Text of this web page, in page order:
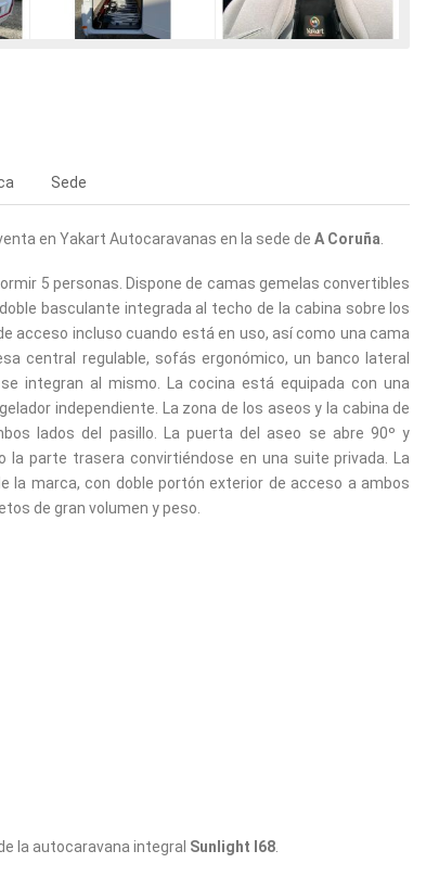
Sede
en Yakart Autocaravanas en la sede de A Coruña
5 personas. Dispone de camas gemelas convertibles
basculante integrada al techo de la cabina sobre los
acceso incluso cuando está en uso, así como una cama
central regulable, sofás ergonómico, un banco lateral
integran al mismo. La cocina está equipada con una
independiente. La zona de los aseos y la cabina de
lados del pasillo. La puerta del aseo se abre 90º y
la parte trasera convirtiéndose en una suite privada. La
la marca, con doble portón exterior de acceso a ambos
de gran volumen y peso.
la autocaravana integral Sunlight I68